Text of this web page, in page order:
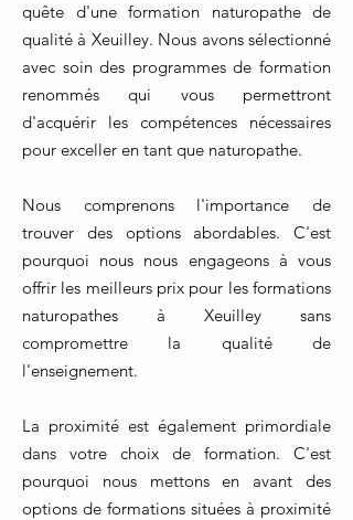
quête d'une formation naturopathe de
qualité à Xeuilley. Nous avons sélectionné
avec soin des programmes de formation
renommés qui vous permettront
d'acquérir les compétences nécessaires
pour exceller en tant que naturopathe.
Nous comprenons l'importance de
trouver des options abordables. C'est
pourquoi nous nous engageons à vous
offrir les meilleurs prix pour les formations
naturopathes à Xeuilley sans
compromettre la qualité de
l'enseignement.
La proximité est également primordiale
dans votre choix de formation. C'est
pourquoi nous mettons en avant des
options de formations situées à proximité